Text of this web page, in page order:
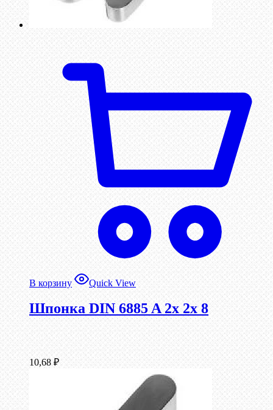
В корзину Quick View
Шпонка DIN 6885 A 2x 2x 8
10,68 ₽